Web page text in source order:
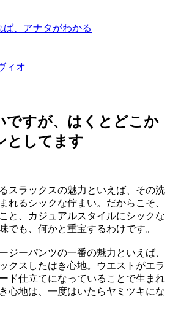
、アナタがわかる
ィオ
ですが、はくとどこか
としてます
スラックスの魅力といえば、その洗
れるシックな佇まい。だからこそ、
と、カジュアルスタイルにシックな
でも、何かと重宝するわけです。
ジーパンツの一番の魅力といえば、
クスしたはき心地。ウエストがエラ
ド仕立てになっていることで生まれ
心地は、一度はいたらヤミツキにな